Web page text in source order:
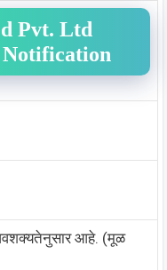
Pvt. Ltd
आहे. (मूळ